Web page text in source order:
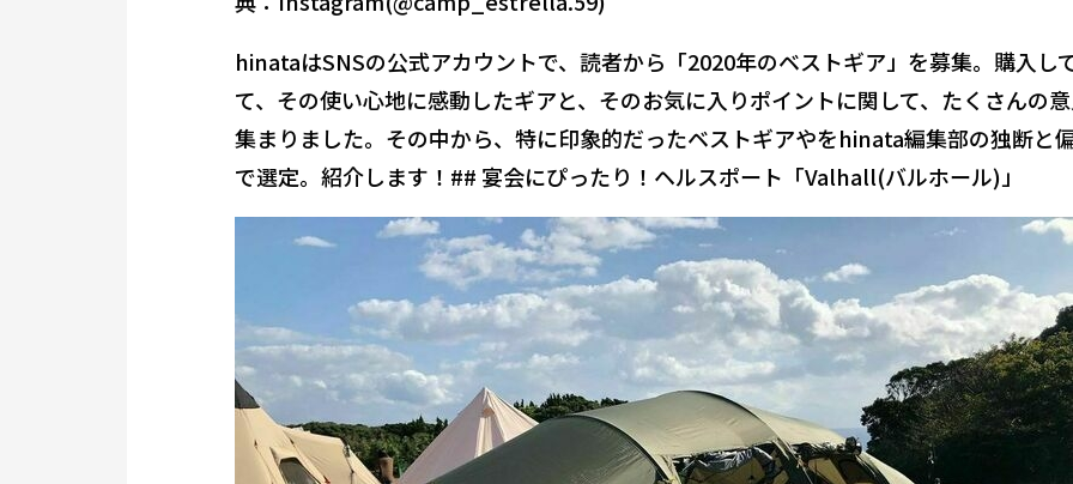
hinataはSNSの公式アカウントで、読者から「2020年のベストギア」を募集。購入し
て、その使い心地に感動したギアと、そのお気に入りポイントに関して、たくさんの
集まりました。その中から、特に印象的だったベストギアやをhinata編集部の独断と
で選定。紹介します！## 宴会にぴったり！ヘルスポート「Valhall(バルホール)」